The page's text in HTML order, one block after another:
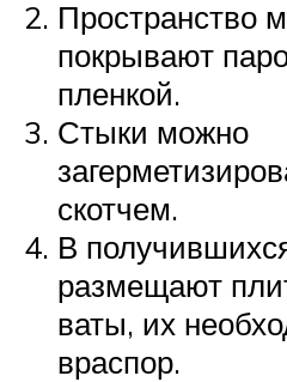
Пространство
покрывают
пленкой.
Стыки можно
скотчем.
В
размещают
ваты, их
враспор.